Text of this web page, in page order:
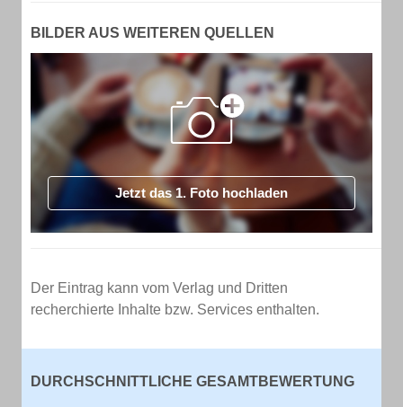
BILDER AUS WEITEREN QUELLEN
Jetzt das 1. Foto hochladen
Der Eintrag kann vom Verlag und Dritten
recherchierte Inhalte bzw. Services enthalten.
DURCHSCHNITTLICHE GESAMTBEWERTUNG